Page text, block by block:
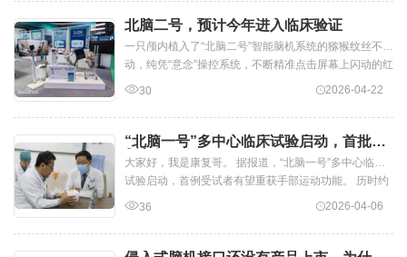
北脑二号，预计今年进入临床验证
一只颅内植入了“北脑二号”智能脑机系统的猕猴纹丝不
动，纯凭“意念”操控系统，不断精准点击屏幕上闪动的红
色圆点。北京脑科学与类脑研究...
30 2026-04-22
“北脑一号”多中心临床试验启动，首批计
划入组36例
大家好，我是康复哥。 据报道，“北脑一号”多中心临床
试验启动，首例受试者有望重获手部运动功能。 历时约
4个小时，3月31日，首都医科大学...
36 2026-04-06